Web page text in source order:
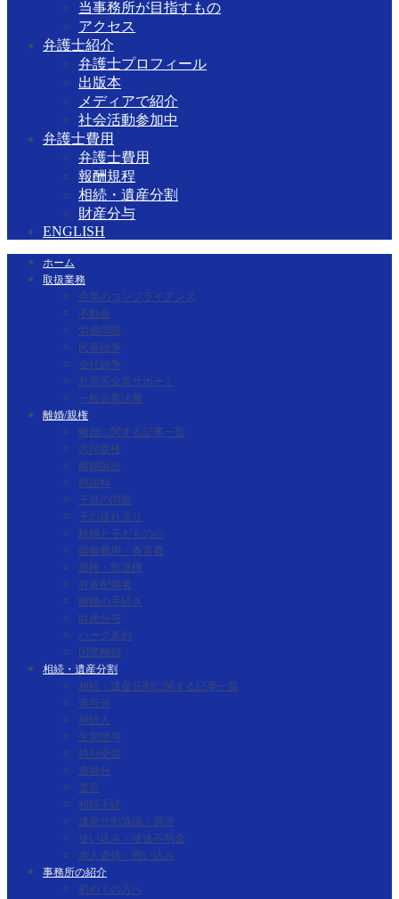
当事務所が目指すもの
アクセス
弁護士紹介
弁護士プロフィール
出版本
メディアで紹介
社会活動参加中
弁護士費用
弁護士費用
報酬規程
相続・遺産分割
財産分与
ENGLISH
ホーム
取扱業務
企業のコンプライアンス
不動産
労働問題
民事紛争
会社紛争
外資系企業サポート
一般企業法務
離婚/親権
離婚に関する記事一覧
共同親権
離婚訴訟
慰謝料
子供の問題
子の連れ去り
離婚と子どもの心
婚姻費用・養育費
親権・監護権
有責配偶者
離婚の手続き
財産分与
ハーグ条約
国際離婚
相続・遺産分割
相続・遺産分割に関する記事一覧
寄与分
相続人
生前贈与
特別受益
遺留分
遺言
相続手続
遺産分割協議・調停
使い込み・使途不明金
老人虐待・囲い込み
事務所の紹介
初めての方へ